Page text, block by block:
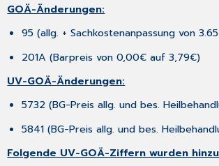
4.3 Am
15.
startet
die
ePA
für
alle
mit
ausgewählten
Praxen
GOÄ-Änderungen:
95 (allg. + Sachkostenanpassung von
201A (Barpreis von 0,00€ auf 3,79€)
UV-GOÄ-Änderungen:
5732 (BG-Preis allg. und bes.
5841 (BG-Preis allg. und bes.
Folgende UV-GOÄ-Ziffern wurden